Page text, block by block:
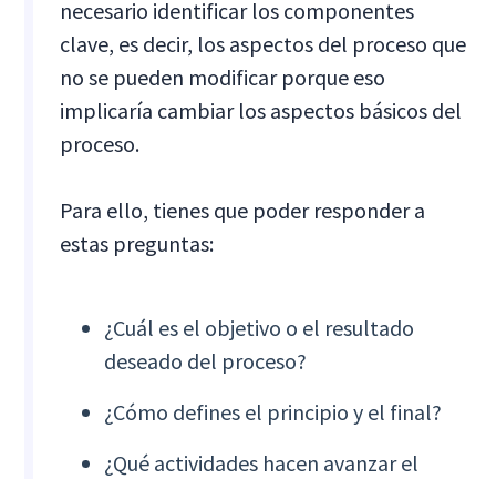
necesario identificar los componentes
clave, es decir, los aspectos del proceso que
no se pueden modificar porque eso
implicaría cambiar los aspectos básicos del
proceso.
Para ello, tienes que poder responder a
estas preguntas:
¿Cuál es el objetivo o el resultado
deseado del proceso?
¿Cómo defines el principio y el final?
¿Qué actividades hacen avanzar el